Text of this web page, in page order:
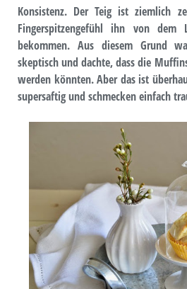
Konsistenz. Der Teig ist ziemlich
Fingerspitzengefühl ihn von dem
bekommen. Aus diesem Grund
skeptisch und dachte, dass die
werden könnten. Aber das ist
supersaftig und schmecken einfach